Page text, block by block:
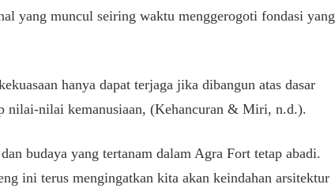
yang muncul seiring waktu menggerogoti fondasi yang
hanya dapat terjaga jika dibangun atas dasar
nilai-nilai kemanusiaan, (Kehancuran & Miri, n.d.).
budaya yang tertanam dalam Agra Fort tetap abadi.
ini terus mengingatkan kita akan keindahan arsitektur